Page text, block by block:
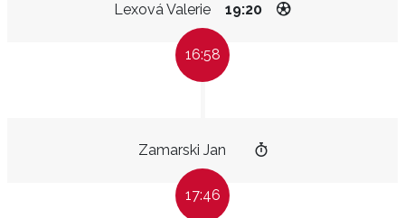
Lexová Valerie 19:20
16:58
Zamarski Jan
17:46